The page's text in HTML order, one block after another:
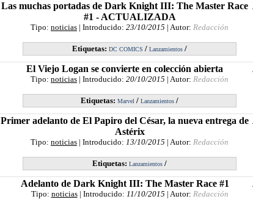
Las muchas portadas de Dark Knight III: The Master Race
#1 - ACTUALIZADA
Tipo: noticias | Introducido: 23/10/2015 | Autor: Redacción
Etiquetas: DC COMICS / Lanzamientos /
El Viejo Logan se convierte en colección abierta
Tipo: noticias | Introducido: 20/10/2015 | Autor: Redacción
Etiquetas: Marvel / Lanzamientos /
Primer adelanto de El Papiro del César, la nueva entrega de
Astérix
Tipo: noticias | Introducido: 13/10/2015 | Autor: Redacción
Etiquetas: Lanzamientos /
Adelanto de Dark Knight III: The Master Race #1
Tipo: noticias| Introducido: 11/10/2015 | Autor: Redacción